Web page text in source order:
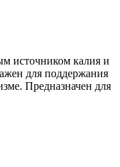
источником калия и
для поддержания
Предназначен для